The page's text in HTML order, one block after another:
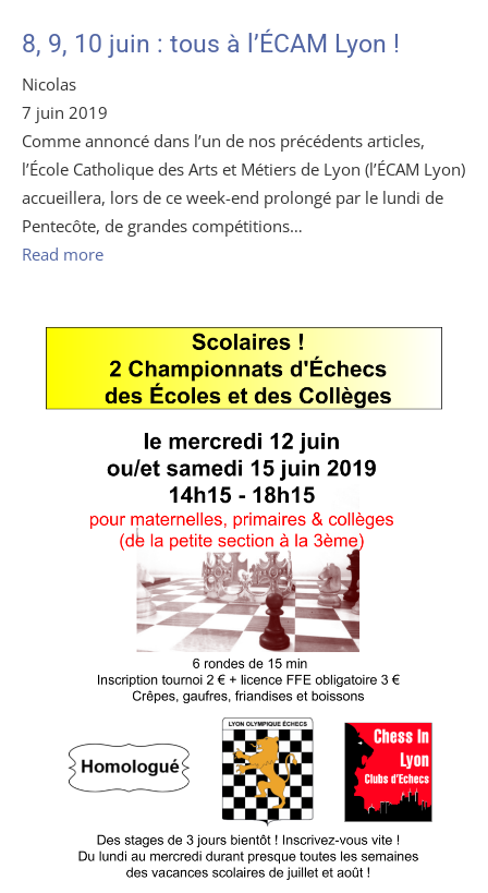
8, 9, 10 juin : tous à l’ÉCAM Lyon !
Nicolas
7 juin 2019
Comme annoncé dans l’un de nos précédents articles,
l’École Catholique des Arts et Métiers de Lyon (l’ÉCAM Lyon)
accueillera, lors de ce week-end prolongé par le lundi de
Pentecôte, de grandes compétitions…
Read more